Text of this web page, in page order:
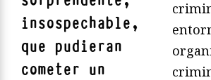
insospechable,
que pudieran
cometer un